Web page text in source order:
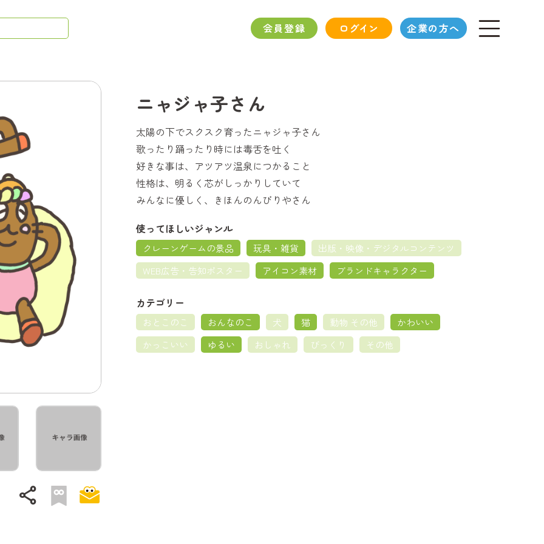
会員登録 ログイン 企業の方へ
share
ニャジャ子さん
太陽の下でスクスク育ったニャジャ子さん
歌ったり踊ったり時には毒舌を吐く
好きな事は、アツアツ温泉につかること
性格は、明るく芯がしっかりしていて
みんなに優しく、きほんのんびりやさん
使ってほしいジャンル
クレーンゲームの景品 玩具・雑貨
出版・映像・デジタルコンテンツ
WEB広告・告知ポスター
アイコン素材 ブランドキャラクター
カテゴリー
おとこのこ おんなのこ 犬 猫 動物 その他
かわいい
かっこいい
ゆるい おしゃれ びっくり その他